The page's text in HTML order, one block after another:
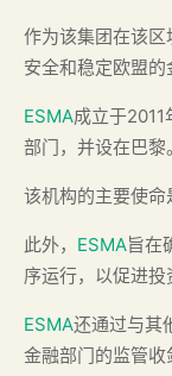
作为该集团在该
安全和稳定欧盟的
ESMA成立于
部门，并设在巴黎。
该机构的主要使命
此外， ESMA旨在
序运行，以促进投
ESMA还通过与其
金融部门的监管收